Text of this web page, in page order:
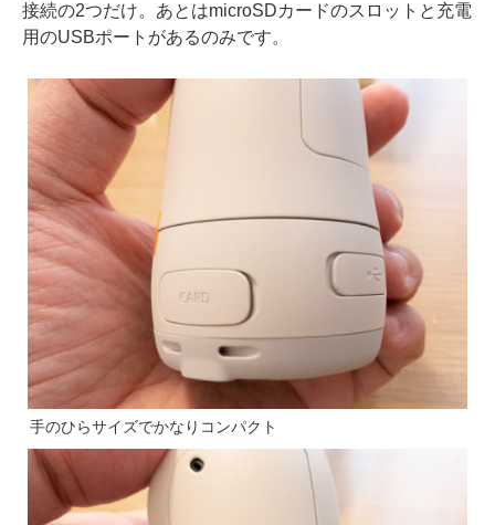
接続の2つだけ。あとはmicroSDカードのスロットと充電
用のUSBポートがあるのみです。
手のひらサイズでかなりコンパクト